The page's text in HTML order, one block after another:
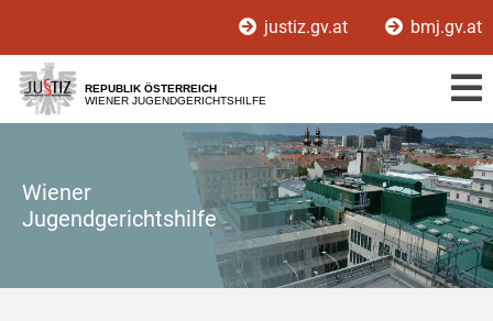
[1]
[2]
[3]
justiz.gv.at bmj.gv.at
REPUBLIK ÖSTERREICH
WIENER JUGENDGERICHTSHILFE
Wiener
Jugendgerichtshilfe